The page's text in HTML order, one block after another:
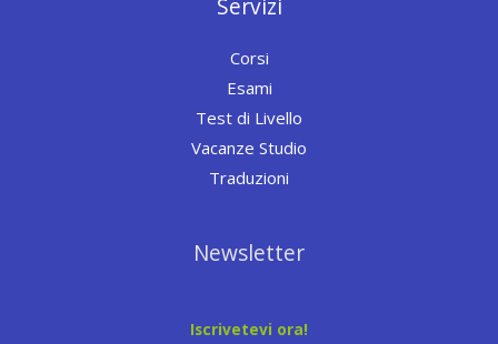
Servizi
Corsi
Esami
Test di Livello
Vacanze Studio
Traduzioni
Newsletter
Iscrivetevi ora!